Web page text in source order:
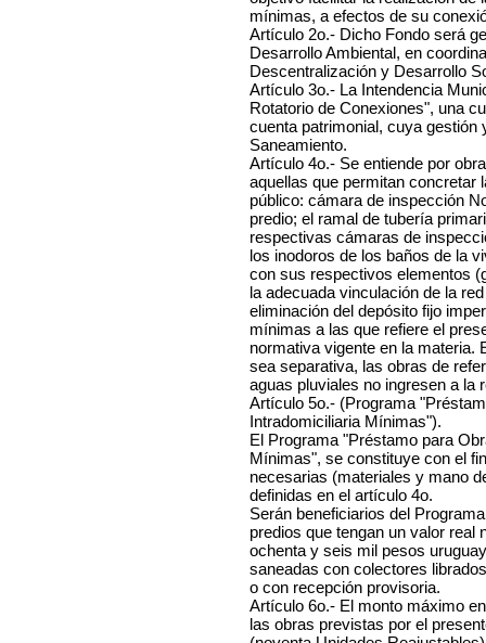
mínimas, a efectos de su
Artículo 2o.- Dicho Fondo será
Desarrollo Ambiental, en
Descentralización y Desarrollo
Artículo 3o.- La Intendencia
Rotatorio de Conexiones", una
cuenta patrimonial, cuya
Saneamiento.
Artículo 4o.- Se entiende por
aquellas que permitan concretar
público: cámara de inspección
predio; el ramal de tubería
respectivas cámaras de
los inodoros de los baños de la
con sus respectivos elementos
la adecuada vinculación de la
eliminación del depósito fijo
mínimas a las que refiere el
normativa vigente en la materia.
sea separativa, las obras de
aguas pluviales no ingresen a
Artículo 5o.- (Programa
Intradomiciliaria Mínimas").
El Programa "Préstamo para
Mínimas", se constituye con el
necesarias (materiales y mano
definidas en el artículo 4o.
Serán beneficiarios del
predios que tengan un valor real
ochenta y seis mil pesos
saneadas con colectores
o con recepción provisoria.
Artículo 6o.- El monto máximo
las obras previstas por el